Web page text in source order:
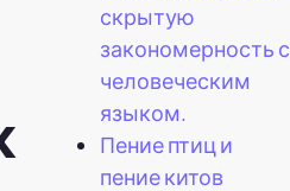
скрытую
закономерность с
человеческим
языком.
Пение птиц и
пение китов